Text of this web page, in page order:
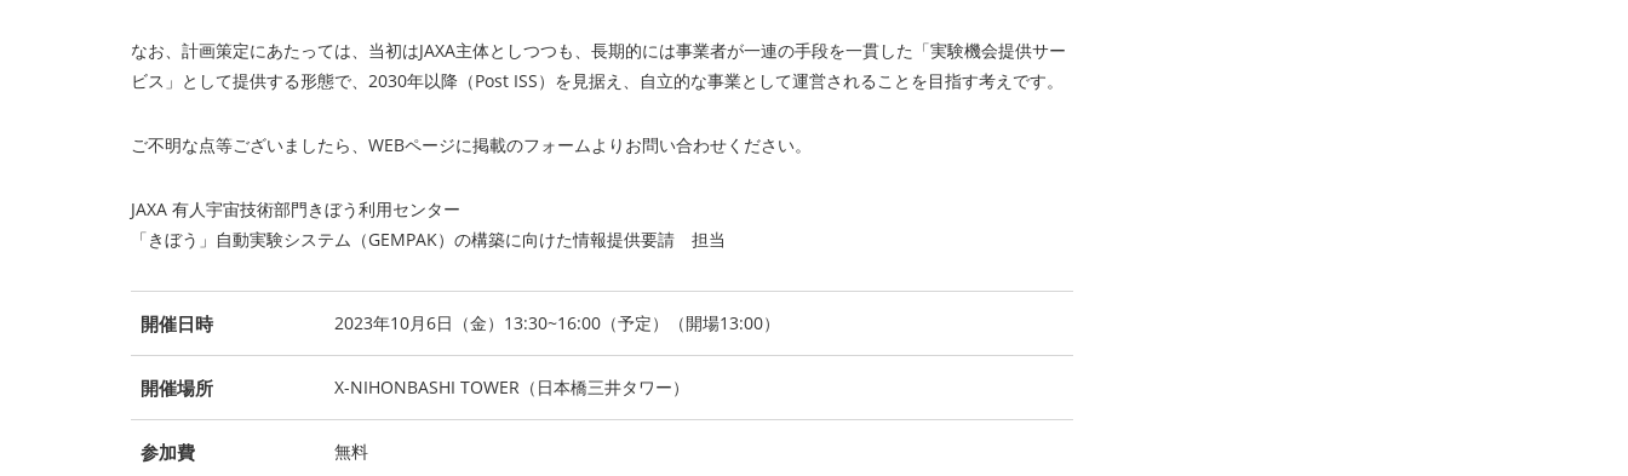
なお、計画策定にあたっては、当初はJAXA主体としつつも、長期的には事業者が一連の手段を一貫した「実験機会提供サー
ビス」として提供する形態で、2030年以降（Post ISS）を見据え、自立的な事業として運営されることを目指す考えです。
ご不明な点等ございましたら、WEBページに掲載のフォームよりお問い合わせください。
JAXA 有人宇宙技術部門きぼう利用センター
「きぼう」自動実験システム（GEMPAK）の構築に向けた情報提供要請 担当
開催日時 2023年10月6日（金）13:30~16:00（予定）（開場13:00）
開催場所 X-NIHONBASHI TOWER（日本橋三井タワー）
参加費 無料